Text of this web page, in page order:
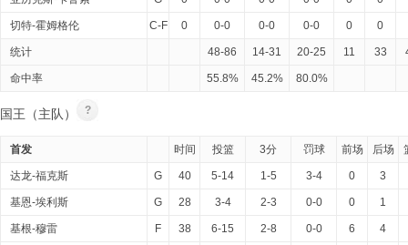
切特-霍姆格伦 C-F 0 0-0 0-0 0-0 0 0
统计 48-86 14-31 20-25 11 33
命中率 55.8% 45.2% 80.0%
国王（主队） ?
首发 时间 投篮 3分 罚球 前场 后场
达龙-福克斯 G 40 5-14 1-5 3-4 0 3
基恩-埃利斯 G 28 3-4 2-3 0-0 0 1
基根-穆雷 F 38 6-15 2-8 0-0 6 4